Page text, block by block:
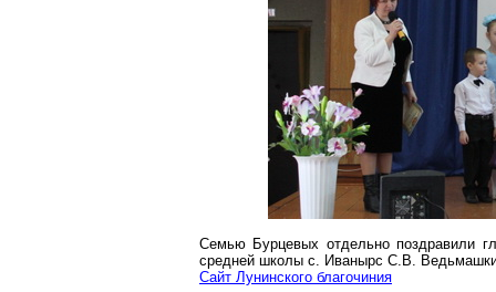
Семью Бурцевых отдельно поздравили
средней школы с. Иванырс С.В.
Сайт Лунинского благочиния